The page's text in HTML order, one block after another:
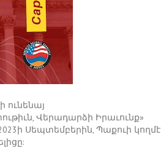
ունենայ
Վերադարձի Իրաւունք»
Սեպտեմբերին, Պաքուի կողմէ